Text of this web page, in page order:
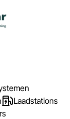
Laadstations